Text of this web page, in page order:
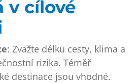
v cílové
: Zvažte délku cesty, klima a
rizika. Téměř
destinace jsou vhodné.